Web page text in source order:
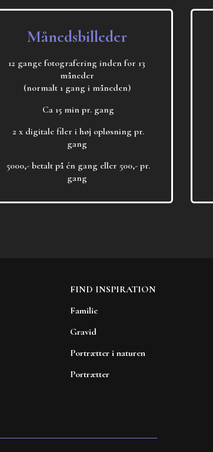
Månedsbilleder
12 gange fotografering inden for 13
måneder
(normalt 1 gang i måneden)
Ca 15 min pr. gang
2 x digitale filer i høj opløsning pr.
gang
5000,- betalt på én gang eller 500,- pr.
gang
FIND INSPIRATION
Familie
Gravid
Portrætter i naturen
Portrætter